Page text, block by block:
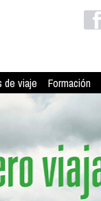
de viaje Formación